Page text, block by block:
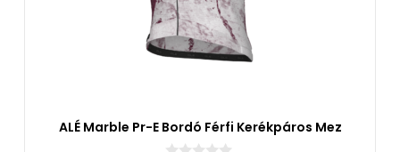
ALÉ Marble Pr-E Bordó Férfi Kerékpáros Mez